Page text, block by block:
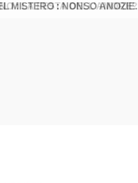
MISTERO : NONSO ANOZIE.